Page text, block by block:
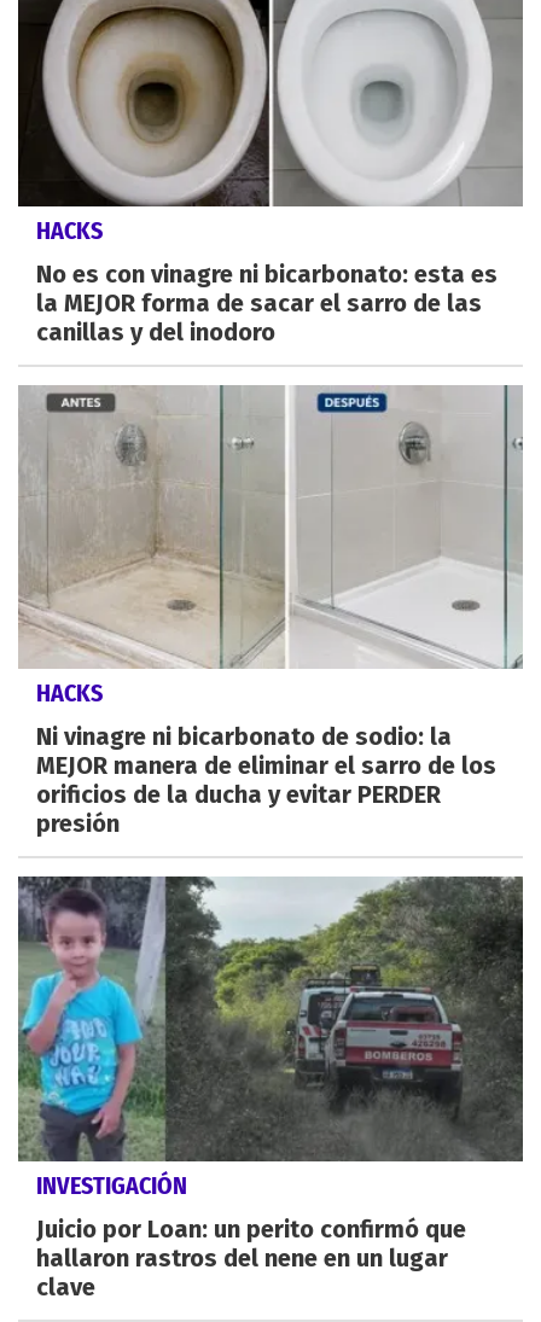
HACKS
No es con vinagre ni bicarbonato: esta es
la MEJOR forma de sacar el sarro de las
canillas y del inodoro
HACKS
Ni vinagre ni bicarbonato de sodio: la
MEJOR manera de eliminar el sarro de los
orificios de la ducha y evitar PERDER
presión
INVESTIGACIÓN
Juicio por Loan: un perito confirmó que
hallaron rastros del nene en un lugar
clave